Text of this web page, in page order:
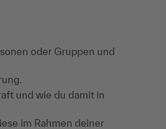
oder Gruppen und
und wie du damit in
im Rahmen deiner